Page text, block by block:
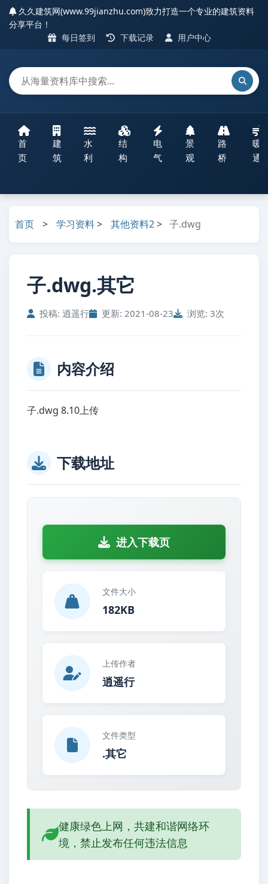
久久建筑网(www.99jianzhu.com)致力打造一个专业的建筑资料
分享平台！
每日签到
下载记录 用户中心
首
页
建
筑
水
利
结
构
电
气
景
观
路
桥
暖
通
首页 > 学习资料> 其他资料2> 子.dwg
子.dwg.其它
投稿: 逍遥行 更新: 2021-08-23 浏览: 3次
内容介绍
子.dwg 8.10上传
下载地址
进入下载页
文件大小
182KB
上传作者
逍遥行
文件类型
.其它
健康绿色上网，共建和谐网络环
境，禁止发布任何违法信息